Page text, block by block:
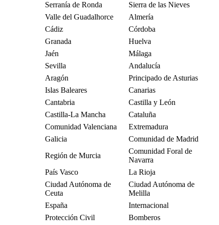
Serranía de Ronda
Sierra de las Nieves
Valle del Guadalhorce
Almería
Cádiz
Córdoba
Granada
Huelva
Jaén
Málaga
Sevilla
Andalucía
Aragón
Principado de Asturias
Islas Baleares
Canarias
Cantabria
Castilla y León
Castilla-La Mancha
Cataluña
Comunidad Valenciana
Extremadura
Galicia
Comunidad de Madrid
Región de Murcia
Comunidad Foral de
Navarra
País Vasco
La Rioja
Ciudad Autónoma de
Ceuta
Ciudad Autónoma de
Melilla
España
Internacional
Protección Civil
Bomberos